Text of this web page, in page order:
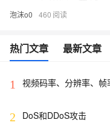
泡沫o0 460
热门文章 最新文章
1 视频码率、分辨率、帧
2 DoS和DDoS攻击